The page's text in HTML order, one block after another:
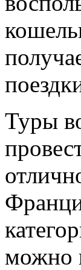
Туры
можно